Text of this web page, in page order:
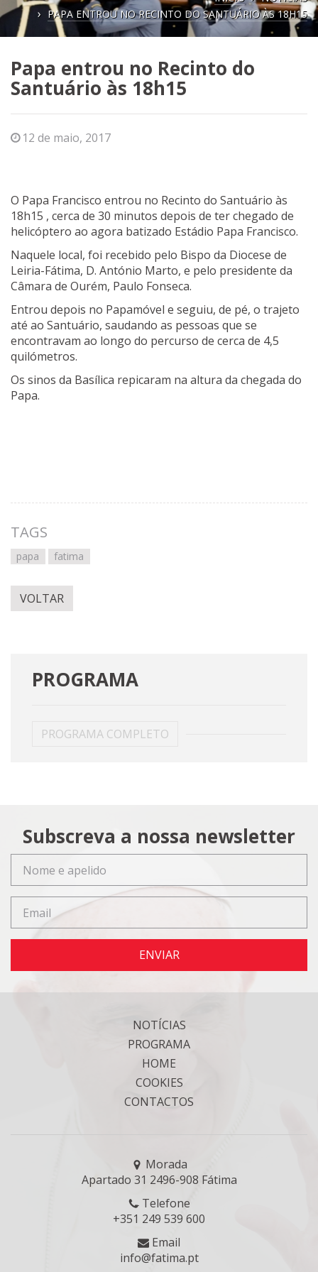
PAPA ENTROU NO RECINTO DO SANTUÁRIO ÀS 18H15
Papa entrou no Recinto do
Santuário às 18h15
12 de maio, 2017
O Papa Francisco entrou no Recinto do Santuário às
18h15 , cerca de 30 minutos depois de ter chegado de
helicóptero ao agora batizado Estádio Papa Francisco.
Naquele local, foi recebido pelo Bispo da Diocese de
Leiria-Fátima, D. António Marto, e pelo presidente da
Câmara de Ourém, Paulo Fonseca.
Entrou depois no Papamóvel e seguiu, de pé, o trajeto
até ao Santuário, saudando as pessoas que se
encontravam ao longo do percurso de cerca de 4,5
quilómetros.
Os sinos da Basílica repicaram na altura da chegada do
Papa.
TAGS
papa fatima
VOLTAR
PROGRAMA
PROGRAMA COMPLETO
Subscreva a nossa newsletter
ENVIAR
NOTÍCIAS
PROGRAMA
HOME
COOKIES
CONTACTOS
Morada
Apartado 31 2496-908 Fátima
Telefone
+351 249 539 600
Email
info@fatima.pt